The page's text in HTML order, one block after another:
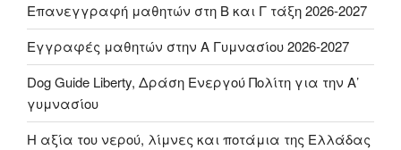
Επανεγγραφή μαθητών στη Β και Γ τάξη 2026-2027
Εγγραφές μαθητών στην Α Γυμνασίου 2026-2027
Dog Guide Liberty, Δράση Ενεργού Πολίτη για την Α’
γυμνασίου
H αξία του νερού, λίμνες και ποτάμια της Ελλάδας